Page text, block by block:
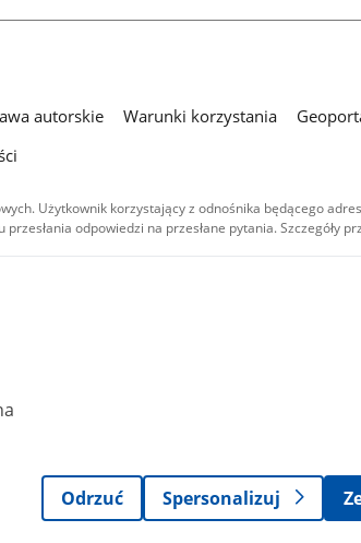
autorskie Warunki korzystania
Użytkownik korzystający z odnośnika będącego
odpowiedzi na przesłane pytania. Szczegóły
są
- na tych samych
materiały audio i wideo,
użycie niekomercyjne -
inaczej.
Odrzuć
Spersonalizuj